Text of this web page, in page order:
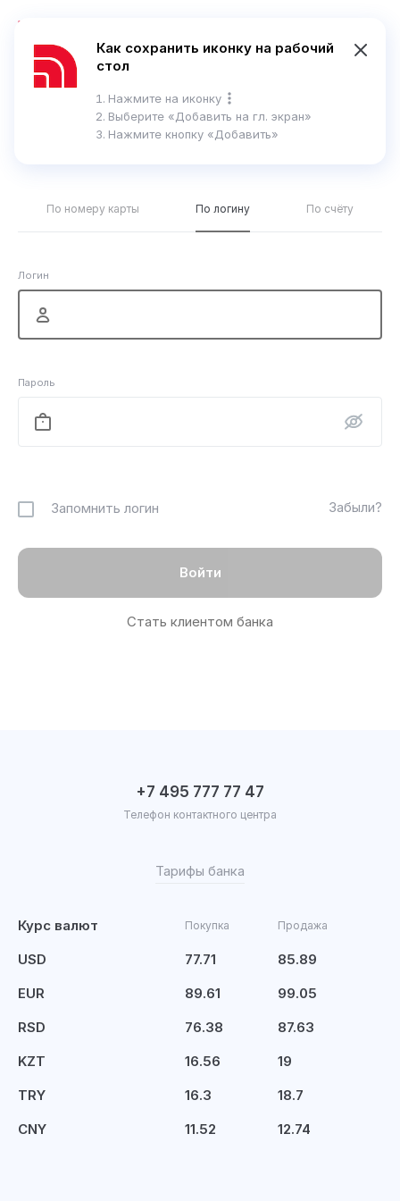
Вход в интернет-банк
По номеру карты По логину По счёту
Логин
Пароль
Запомнить логин Забыли?
Стать клиентом банка
+7 495 777 77 47
Телефон контактного центра
Тарифы банка
Курс валют Покупка Продажа
USD 77.71
85.89
EUR
89.61
99.05
RSD
76.38
87.63
KZT
16.56
19
TRY
16.3
18.7
CNY
11.52 12.74
Как сохранить иконку на рабочий
стол
Нажмите на иконку
Выберите «Добавить на гл. экран»
Нажмите кнопку «Добавить»